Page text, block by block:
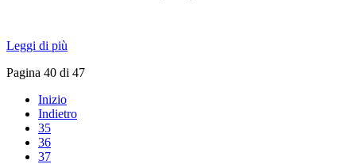
Leggi di più
Pagina 40 di 47
Inizio
Indietro
35
36
37